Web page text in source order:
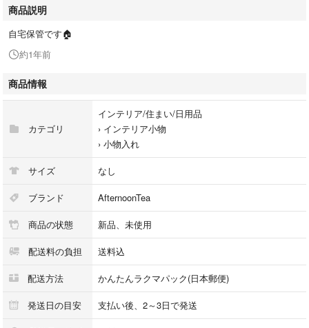
商品説明
自宅保管です🏠
約1年前
商品情報
カテゴリ
インテリア/住まい/日用品
› インテリア小物
› 小物入れ
サイズ なし
ブランド AfternoonTea
商品の状態 新品、未使用
配送料の負担 送料込
配送方法 かんたんラクマパック(日本郵便)
発送日の目安 支払い後、2～3日で発送